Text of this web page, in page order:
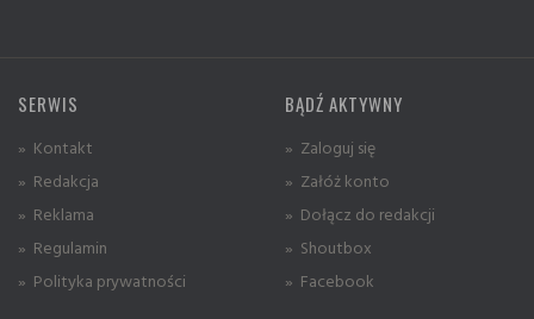
SERWIS
» Kontakt
» Redakcja
» Reklama
» Regulamin
» Polityka prywatności
BĄDŹ AKTYWNY
» Zaloguj się
» Załóż konto
» Dołącz do redakcji
» Shoutbox
» Facebook